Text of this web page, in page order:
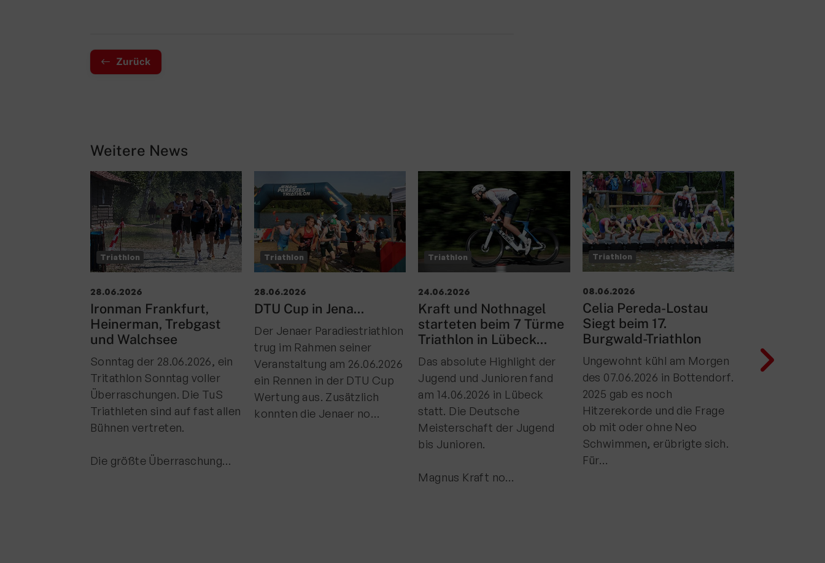
Zurück
Weitere News
Triathlon
28.06.2026
Ironman Frankfurt,
Heinerman, Trebgast
und Walchsee
Sonntag der 28.06.2026, ein
Tritathlon Sonntag voller
Überraschungen. Die TuS
Triathleten sind auf fast allen
Bühnen vertreten.
Die größte Überraschung…
Triathlon
28.06.2026
DTU Cup in Jena...
Der Jenaer Paradiestriathlon
trug im Rahmen seiner
Veranstaltung am 26.06.2026
ein Rennen in der DTU Cup
Wertung aus. Zusätzlich
konnten die Jenaer no…
Triathlon
24.06.2026
Kraft und Nothnagel
starteten beim 7 Türme
Triathlon in Lübeck...
Das absolute Highlight der
Jugend und Junioren fand
am 14.06.2026 in Lübeck
statt. Die Deutsche
Meisterschaft der Jugend
bis Junioren.
Magnus Kraft no…
Triathlon
08.06.2026
Celia Pereda-Lostau
Siegt beim 17.
Burgwald-Triathlon
Ungewohnt kühl am Morgen
des 07.06.2026 in Bottendorf.
2025 gab es noch
Hitzerekorde und die Frage
ob mit oder ohne Neo
Schwimmen, erübrigte sich.
Für…
Der